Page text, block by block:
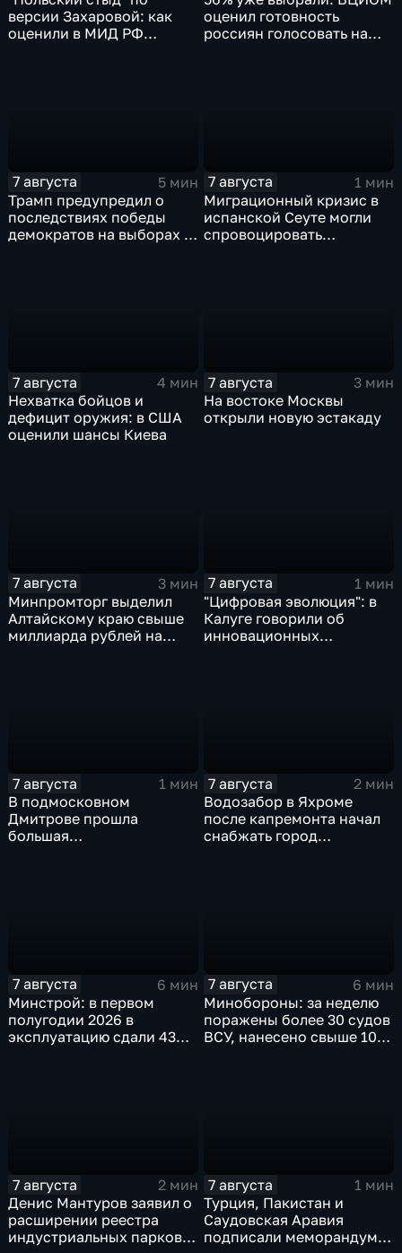
версии Захаровой: как
оценили в МИД РФ
оценил готовность
россиян голосовать на
7 августа
5 мин
Трамп предупредил о
последствиях победы
демократов на выборах в
7 августа
1 мин
Миграционный кризис в
испанской Сеуте могли
спровоцировать
7 августа
4 мин
Нехватка бойцов и
дефицит оружия: в США
оценили шансы Киева
7 августа
3 мин
На востоке Москвы
открыли новую эстакаду
7 августа
3 мин
Минпромторг выделил
Алтайскому краю свыше
миллиарда рублей на
7 августа
1 мин
"Цифровая эволюция": в
Калуге говорили об
инновационных
7 августа
1 мин
В подмосковном
Дмитрове прошла
большая
7 августа
2 мин
Водозабор в Яхроме
после капремонта начал
снабжать город
7 августа
6 мин
Минстрой: в первом
полугодии 2026 в
эксплуатацию сдали 43
7 августа
6 мин
Минобороны: за неделю
поражены более 30 судов
ВСУ, нанесено свыше 10
7 августа
2 мин
Денис Мантуров заявил о
расширении реестра
индустриальных парков в
7 августа
1 мин
Турция, Пакистан и
Саудовская Аравия
подписали меморандум о